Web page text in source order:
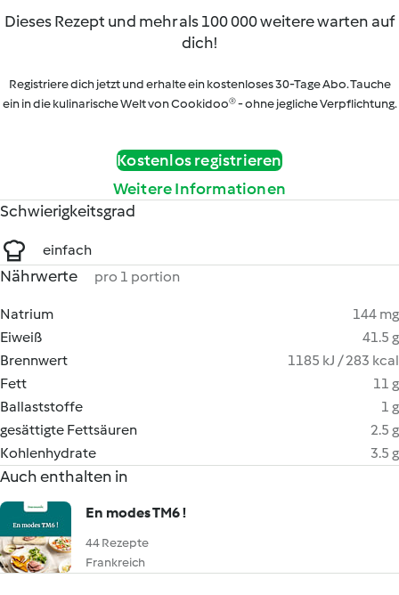
Dieses Rezept und mehr als 100 000 weitere warten auf
dich!
Registriere dich jetzt und erhalte ein kostenloses 30-Tage Abo. Tauche
ein in die kulinarische Welt von Cookidoo® - ohne jegliche Verpflichtung.
Kostenlos registrieren
Weitere Informationen
Schwierigkeitsgrad
einfach
Nährwerte pro 1 portion
Natrium
144 mg
Eiweiß
41.5 g
Brennwert
1185 kJ / 283 kcal
Fett
11 g
Ballaststoffe
1 g
gesättigte Fettsäuren
2.5 g
Kohlenhydrate
3.5 g
Auch enthalten in
En modes TM6 !
44 Rezepte
Frankreich